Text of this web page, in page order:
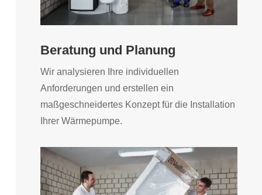
Beratung und Planung
Wir analysieren Ihre individuellen
Anforderungen und erstellen ein
maßgeschneidertes Konzept für die Installation
Ihrer Wärmepumpe.